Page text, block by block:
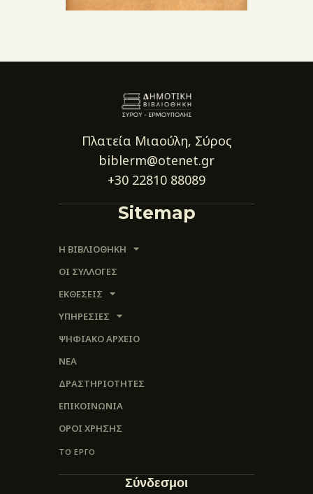
Πλατεία Μιαούλη, Σύρος
biblerm@otenet.gr
+30 22810 88089
Sitemap
Η ΒΙΒΛΙΟΘΗΚΗ
ΟΙ ΣΥΛΛΟΓΈΣ
ΕΚΘΕΣΕΙΣ
ΥΠΗΡΕΣΙΕΣ
ΨΗΦΙΑΚΌ ΑΡΧΕΊΟ
ΝΕΑ
ΔΡΑΣΤΗΡΙΟΤΗΤΕΣ
ΕΠΙΚΟΙΝΩΝΊΑ
ΌΡΟΙ ΧΡΉΣΗΣ
ΤΟ ΕΡΓΟ
Σύνδεσμοι